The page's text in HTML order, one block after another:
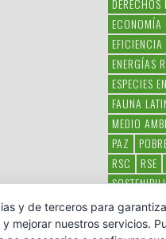
ECONOMÍA
EFICIENCIA
ENERGÍAS
ESPECIES
FAUNA
MEDIO
PAZ
RSC
RSE
VIOLENCIA
y de terceros para
mejorar nuestros servicios.